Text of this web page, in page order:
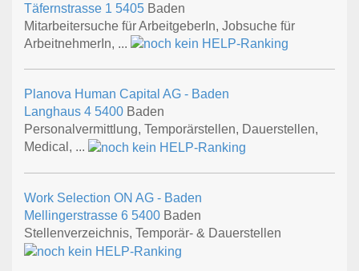
Täfernstrasse 1 5405 Baden
Mitarbeitersuche für ArbeitgeberIn, Jobsuche für
ArbeitnehmerIn, ...
Planova Human Capital AG - Baden
Langhaus 4 5400 Baden
Personalvermittlung, Temporärstellen, Dauerstellen,
Medical, ...
Work Selection ON AG - Baden
Mellingerstrasse 6 5400 Baden
Stellenverzeichnis, Temporär- & Dauerstellen